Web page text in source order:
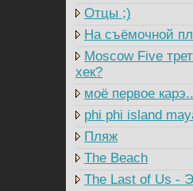
Отцы ;)
На съёмочной
Moscow Five
хек?
моё первое
phi phi island
Пляж
The Beach
The Last of Us -